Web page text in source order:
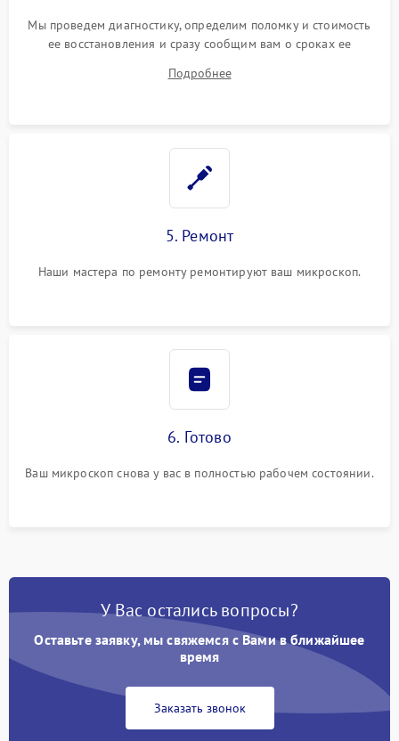
Мы проведем диагностику, определим поломку и стоимость
ее восстановления и сразу сообщим вам о сроках ее
Подробнее
5. Ремонт
Наши мастера по ремонту ремонтируют ваш микроскоп.
6. Готово
Ваш микроскоп снова у вас в полностью рабочем состоянии.
У Вас остались вопросы?
Оставьте заявку, мы свяжемся с Вами в ближайшее
время
Заказать звонок